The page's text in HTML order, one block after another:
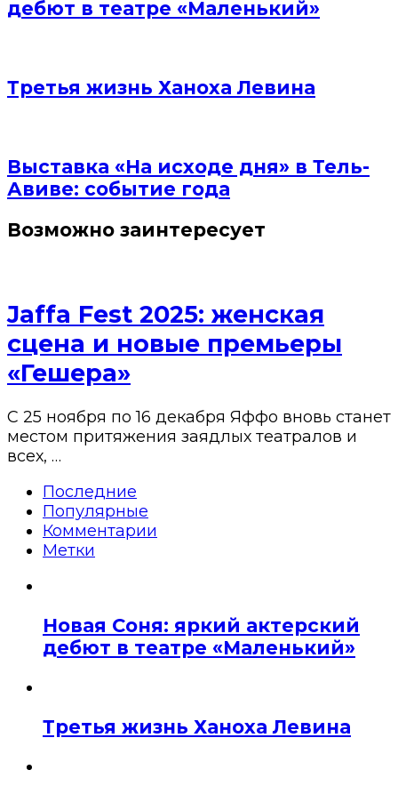
дебют в театре «Маленький»
Третья жизнь Ханоха Левина
Выставка «На исходе дня» в Тель-
Авиве: событие года
Возможно заинтересует
Jaffa Fest 2025: женская
сцена и новые премьеры
«Гешера»
С 25 ноября по 16 декабря Яффо вновь станет
местом притяжения заядлых театралов и
всех, …
Последние
Популярные
Комментарии
Метки
Новая Соня: яркий актерский
дебют в театре «Маленький»
Третья жизнь Ханоха Левина